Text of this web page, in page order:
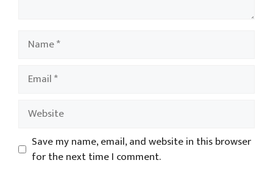
Name
Email
Website
Save my name, email, and website in this browser
for the next time I comment.